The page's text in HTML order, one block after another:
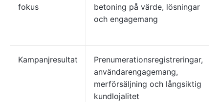
fokus
betoning på värde, lösningar
och engagemang
Kampanjresultat
Prenumerationsregistreringar,
användarengagemang,
merförsäljning och långsiktig
kundlojalitet